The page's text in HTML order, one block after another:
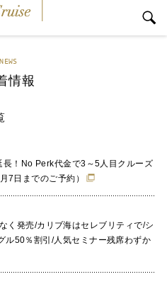
NEWS
情報
長！No Perk代金で3～5人目クルーズ
7日までのご予約）
く発売/カリブ海はセレブリティで/シ
ル50％割引/人気セミナー残席わずか